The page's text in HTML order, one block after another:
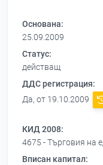
Основана:
25.09.2009
Статус:
действащ
ДДС регистрация:
Да, от 19.10.2009
КИД 2008:
4675 - Търговия на
Вписан капитал: